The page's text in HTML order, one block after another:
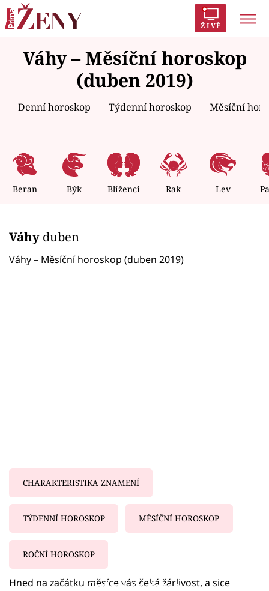
ŽIVĚ
Trendy: Polabí Inspekce Prostřeno!
AYTO?
Zrádci Proměny
Témata
Celebrity
Seriály
Sledujte nás
Váhy – Měsíční horoskop
(duben 2019)
Denní horoskop Týdenní horoskop Měsíční
Beran Býk Blíženci Rak Lev
Váhy duben
Váhy – Měsíční horoskop (duben 2019)
CHARAKTERISTIKA ZNAMENÍ
TÝDENNÍ HOROSKOP MĚSÍČNÍ HOROSKOP
ROČNÍ HOROSKOP
Failed to fetch
Hned na začátku měsíce vás čeká žárlivost, a sice